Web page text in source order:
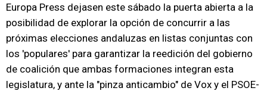
Europa Press dejasen este sábado la puerta abierta a la
posibilidad de explorar la opción de concurrir a las
próximas elecciones andaluzas en listas conjuntas con
los 'populares' para garantizar la reedición del gobierno
de coalición que ambas formaciones integran esta
legislatura, y ante la "pinza anticambio" de Vox y el PSOE-